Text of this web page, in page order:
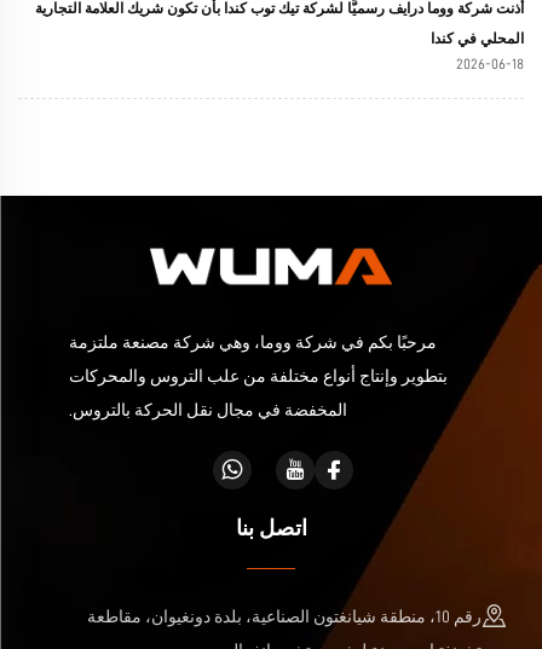
أذنت شركة ووما درايف رسميًّا لشركة تيك توب كندا بأن تكون شريك العلامة التجارية
المحلي في كندا
2026-06-18
مرحبًا بكم في شركة ووما، وهي شركة مصنعة ملتزمة
بتطوير وإنتاج أنواع مختلفة من علب التروس والمحركات
المخفضة في مجال نقل الحركة بالتروس.
اتصل بنا
رقم 10، منطقة شيانغتون الصناعية، بلدة دونغيوان، مقاطعة